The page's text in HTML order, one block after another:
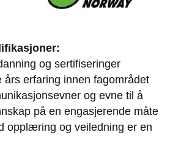
og sertifiseringer
års erfaring innen fagområdet
og evne til å
på en engasjerende måte
opplæring og veiledning er en